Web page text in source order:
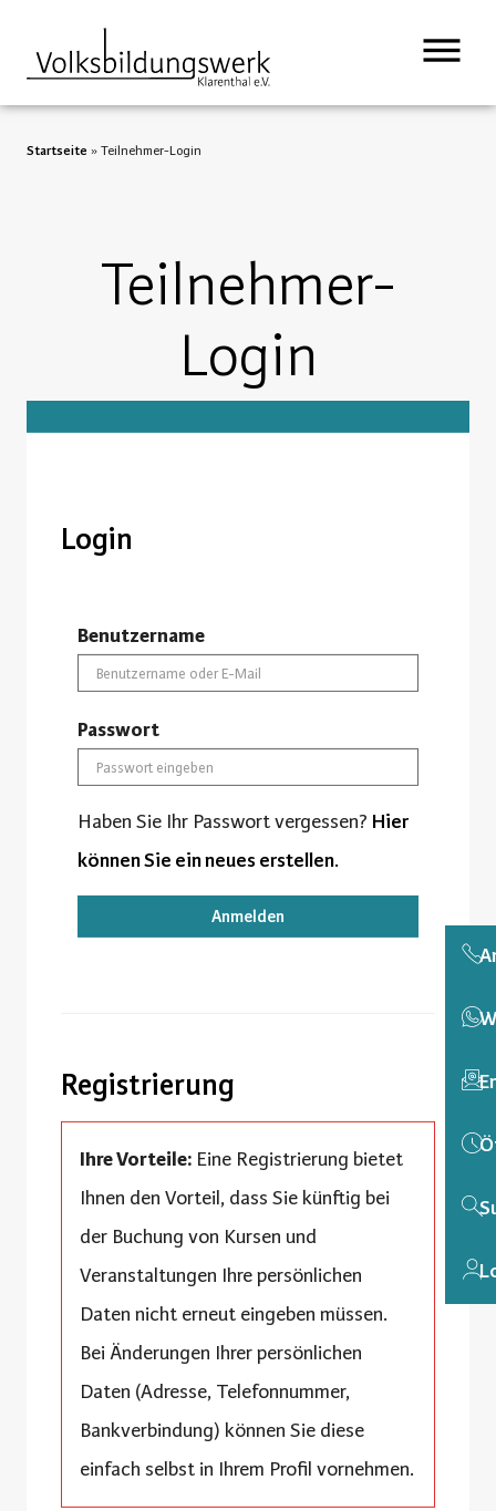
Startseite » Teilnehmer-Login
Teilnehmer-
Login
Login
Benutzername
Passwort
Haben Sie Ihr Passwort vergessen? Hier
können Sie ein neues erstellen.
Anmelden
Registrierung
Ihre Vorteile: Eine Registrierung bietet
Ihnen den Vorteil, dass Sie künftig bei
der Buchung von Kursen und
Veranstaltungen Ihre persönlichen
Daten nicht erneut eingeben müssen.
Bei Änderungen Ihrer persönlichen
Daten (Adresse, Telefonnummer,
Bankverbindung) können Sie diese
einfach selbst in Ihrem Profil vornehmen.